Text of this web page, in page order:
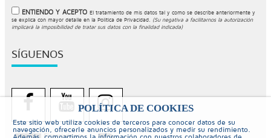
POLÍTICA DE COOKIES
Este sitio web utiliza cookies de terceros para conocer datos de su
navegación, ofrecerle anuncios personalizados y medir su rendimiento.
ENTIENDO Y ACEPTO El tratamiento de mis datos tal y como se describe anteriormente y
se explica con mayor detalle en la Política de Privacidad.
(Su negativa a facilitarnos la autorización
implicará la imposibilidad de tratar sus datos con la finalidad indicada)
SÍGUENOS